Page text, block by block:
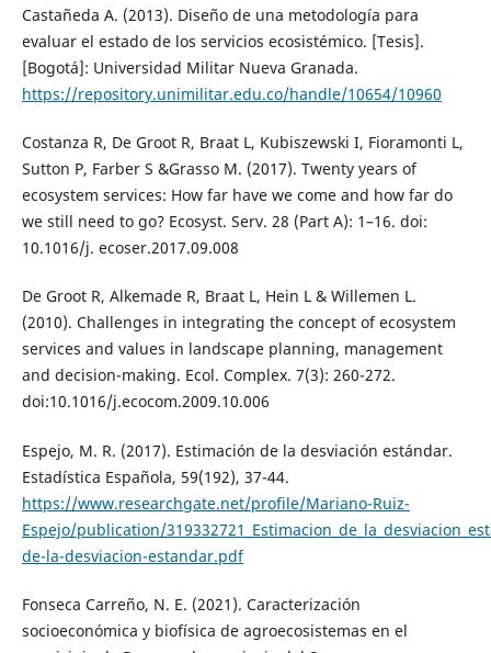
Castañeda A. (2013). Diseño de una metodología para
evaluar el estado de los servicios ecosistémico. [Tesis].
[Bogotá]: Universidad Militar Nueva Granada.
https://repository.unimilitar.edu.co/handle/10654/10960
Costanza R, De Groot R, Braat L, Kubiszewski I, Fioramonti L,
Sutton P, Farber S &Grasso M. (2017). Twenty years of
ecosystem services: How far have we come and how far do
we still need to go? Ecosyst. Serv. 28 (Part A): 1–16. doi:
10.1016/j. ecoser.2017.09.008
De Groot R, Alkemade R, Braat L, Hein L & Willemen L.
(2010). Challenges in integrating the concept of ecosystem
services and values in landscape planning, management
and decision-making. Ecol. Complex. 7(3): 260-272.
doi:10.1016/j.ecocom.2009.10.006
Espejo, M. R. (2017). Estimación de la desviación estándar.
Estadística Española, 59(192), 37-44.
https://www.researchgate.net/profile/Mariano-Ruiz-
Espejo/publication/
de-la-desviacion-estandar.pdf
Fonseca Carreño, N. E. (2021). Caracterización
socioeconómica y biofísica de agroecosistemas en el